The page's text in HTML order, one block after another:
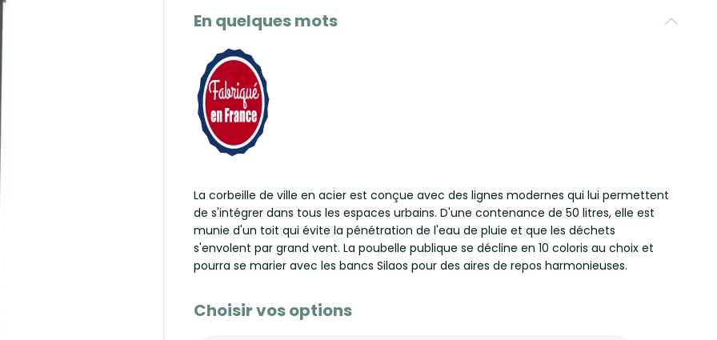
En quelques mots
La corbeille de ville en acier est conçue avec des lignes modernes qui lui permettent
de s'intégrer dans tous les espaces urbains. D'une contenance de 50 litres, elle est
munie d'un toit qui évite la pénétration de l'eau de pluie et que les déchets
s'envolent par grand vent. La poubelle publique se décline en 10 coloris au choix et
pourra se marier avec les bancs Silaos pour des aires de repos harmonieuses.
Choisir vos options